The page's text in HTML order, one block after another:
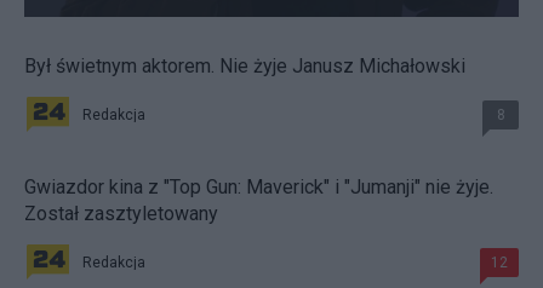
Był świetnym aktorem. Nie żyje Janusz Michałowski
Redakcja 8
Gwiazdor kina z "Top Gun: Maverick" i "Jumanji" nie żyje.
Został zasztyletowany
Redakcja 12